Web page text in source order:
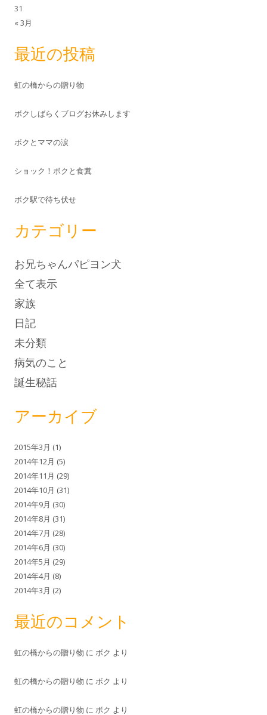
« 3月
31
最近の投稿
虹の橋からの贈り物
ボクしばらくブログお休みします
ボクとママの涙
ショック！ボクと食糞
ボク駅で待ち伏せ
カテゴリー
お兄ちゃんパピヨン犬
全て表示
家族
日記
未分類
病気のこと
誕生秘話
アーカイブ
2015年3月 (1)
2014年12月 (5)
2014年11月 (29)
2014年10月 (31)
2014年9月 (30)
2014年8月 (31)
2014年7月 (28)
2014年6月 (30)
2014年5月 (29)
2014年4月 (8)
2014年3月 (2)
最近のコメント
虹の橋からの贈り物 に ボク より
虹の橋からの贈り物 に ボク より
虹の橋からの贈り物 に ボク より